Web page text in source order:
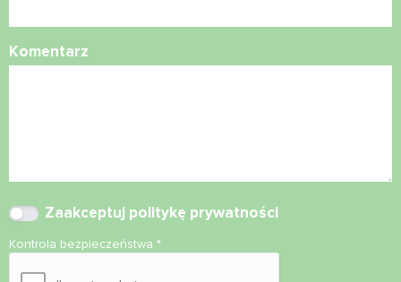
Komentarz
Zaakceptuj politykę prywatności
Kontrola bezpieczeństwa *